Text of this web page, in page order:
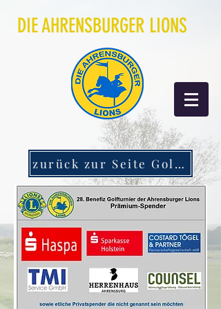
DIE AHRENSBURGER LIONS
zurück zur Seite Golfturnier